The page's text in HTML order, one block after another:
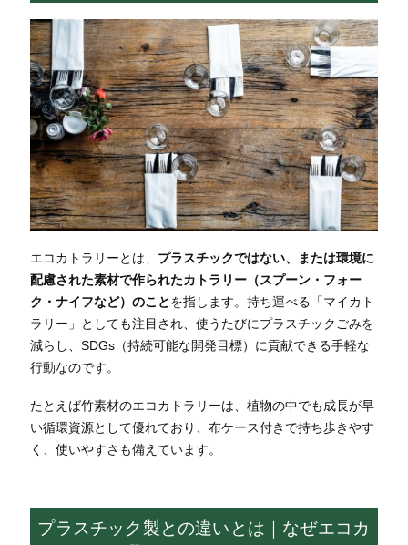
エコカトラリーとは、 プラスチックではない、または環境に
配慮された素材で作られたカトラリー（スプーン・フォー
ク・ナイフなど）のことを指します。持ち運べる「マイカト
ラリー」としても注目され、使うたびにプラスチックごみを
減らし、SDGs（持続可能な開発目標）に貢献できる手軽な
行動なのです。
たとえば竹素材のエコカトラリーは、植物の中でも成長が早
い循環資源として優れており、布ケース付きで持ち歩きやす
く、使いやすさも備えています。
プラスチック製との違いとは｜なぜエコカ